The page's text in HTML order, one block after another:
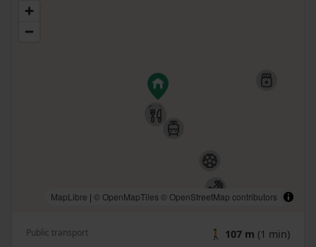
MapLibre | © OpenMapTiles © OpenStreetMap contributors
Public transport 🚶 107 m (1 min)